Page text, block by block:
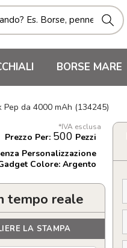
BORSE MARE
Pep da 4000 mAh (134245)
*IVA esclusa
Prezzo Per: 500 Pezzi
Personalizzazione
Colore: Argento
tempo reale
LA STAMPA